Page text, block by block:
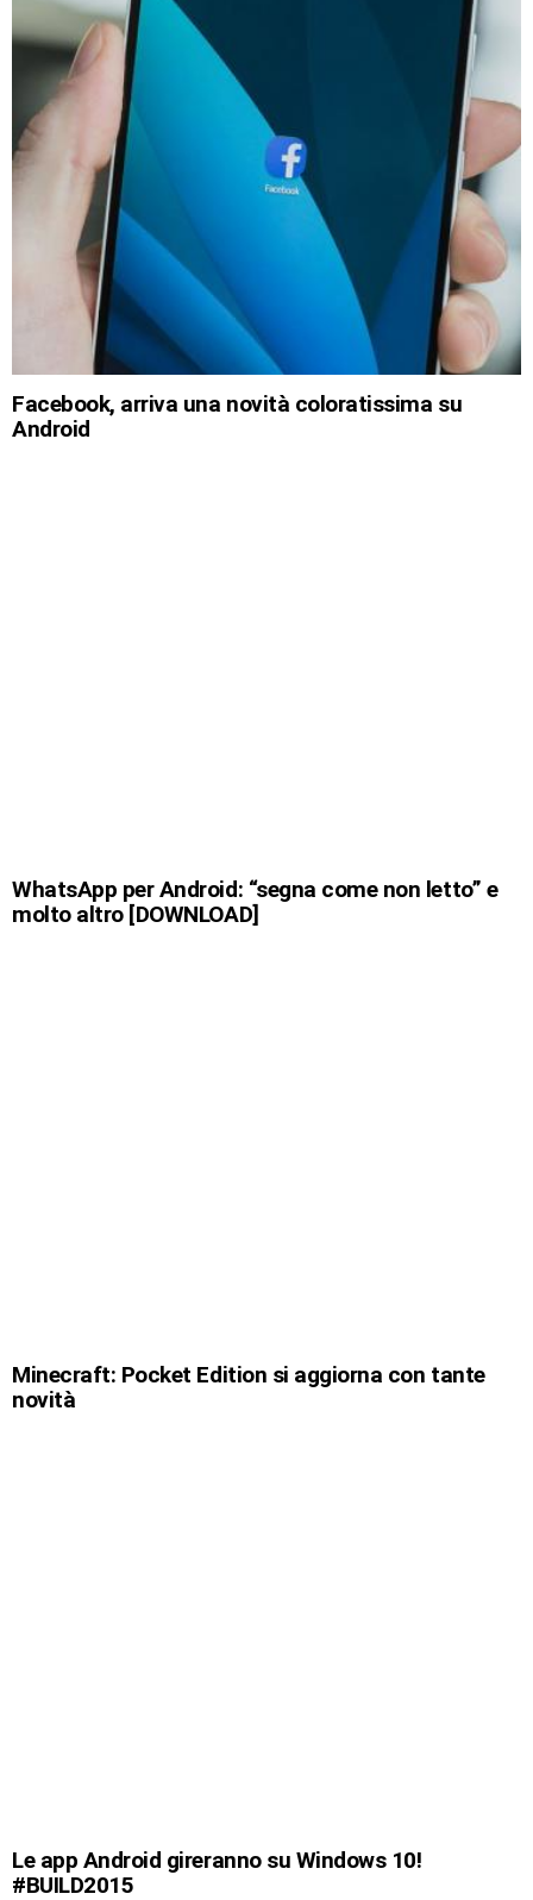
Facebook, arriva una novità coloratissima su
Android
WhatsApp per Android: “segna come non letto” e
molto altro [DOWNLOAD]
Minecraft: Pocket Edition si aggiorna con tante
novità
Le app Android gireranno su Windows 10!
#BUILD2015